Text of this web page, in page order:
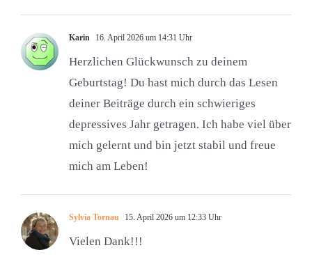
Karin 16. April 2026 um 14:31 Uhr
Herzlichen Glückwunsch zu deinem
Geburtstag! Du hast mich durch das Lesen
deiner Beiträge durch ein schwieriges
depressives Jahr getragen. Ich habe viel über
mich gelernt und bin jetzt stabil und freue
mich am Leben!
Sylvia Tornau 15. April 2026 um 12:33 Uhr
Vielen Dank!!!